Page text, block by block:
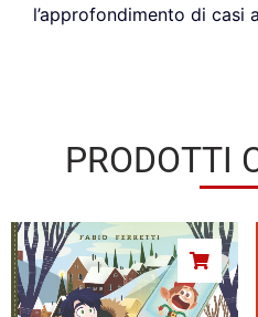
l’approfondimento di casi
PRODOTTI